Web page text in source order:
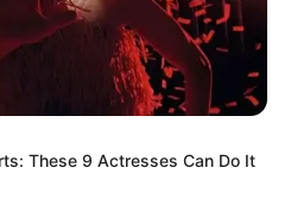
These 9 Actresses Can Do It